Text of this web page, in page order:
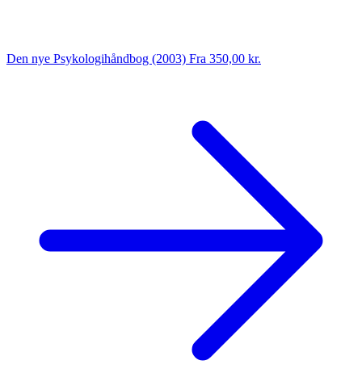
Den nye Psykologihåndbog (2003) Fra 350,00 kr.